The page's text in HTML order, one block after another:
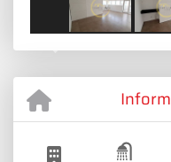
Previous